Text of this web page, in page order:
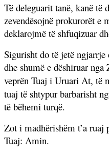
Të deleguarit tanë, kanë të
zevendësojnë prokurorët e
deklarojmë të shfuqizuar
Sigurisht do të jetë ngjarrje
dhe shumë e dëshiruar
veprën Tuaj i Uruari At, të
tuaj të shtypur barbarisht
të bëhemi turqë.
Zot i madhërishëm t’a ruaj
Tuaj: Amin.